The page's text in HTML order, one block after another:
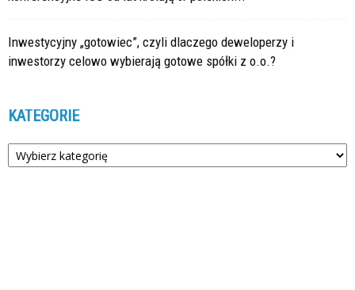
Inwestycyjny „gotowiec”, czyli dlaczego deweloperzy i
inwestorzy celowo wybierają gotowe spółki z o.o.?
KATEGORIE
Kategorie